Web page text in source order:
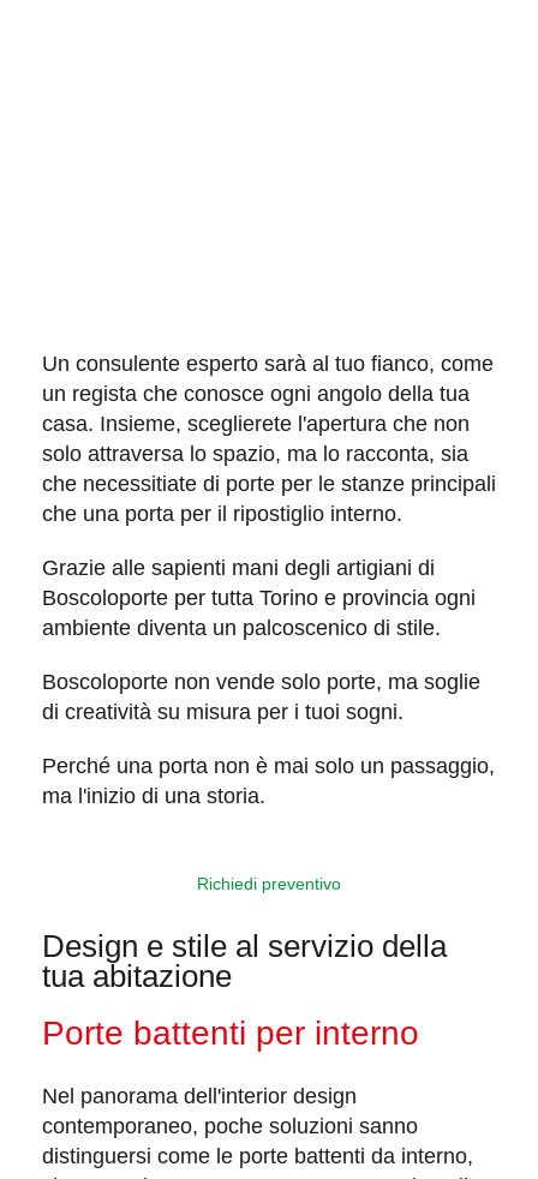
Un consulente esperto sarà al tuo fianco, come
un regista che conosce ogni angolo della tua
casa. Insieme, sceglierete l'apertura che non
solo attraversa lo spazio, ma lo racconta, sia
che necessitiate di porte per le stanze principali
che una porta per il ripostiglio interno.
Grazie alle sapienti mani degli artigiani di
Boscoloporte per tutta Torino e provincia ogni
ambiente diventa un palcoscenico di stile.
Boscoloporte non vende solo porte, ma soglie
di creatività su misura per i tuoi sogni.
Perché una porta non è mai solo un passaggio,
ma l'inizio di una storia.
Richiedi preventivo
Design e stile al servizio della
tua abitazione
Porte battenti per interno
Nel panorama dell'interior design
contemporaneo, poche soluzioni sanno
distinguersi come le porte battenti da interno,